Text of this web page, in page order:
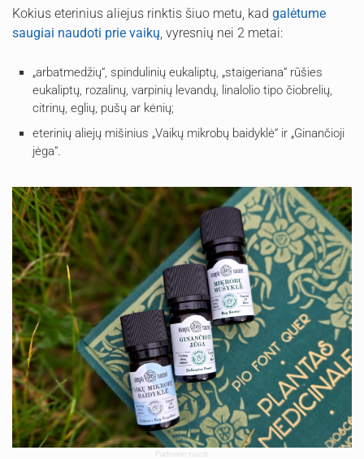
Kokius eterinius aliejus rinktis šiuo metu, kad galėtume
saugiai naudoti prie vaikų , vyresnių nei 2 metai:
„arbatmedžių“, spindulinių eukaliptų, „staigeriana“ rūšies
eukaliptų, rozalinų, varpinių levandų, linalolio tipo čiobrelių,
citrinų, eglių, pušų ar kėnių;
eterinių aliejų mišinius „Vaikų mikrobų baidyklė“ ir „Ginančioji
jėga“.
Partnerio nuotr.